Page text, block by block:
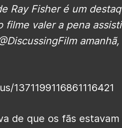
Ray Fisher é um
filme valer a pena
de que os fãs